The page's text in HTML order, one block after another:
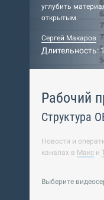
углубить
открытым.
Сергей Макаров
Длительность:
Рабочий
Структура
Новости и
каналах в Макс и
Выберите